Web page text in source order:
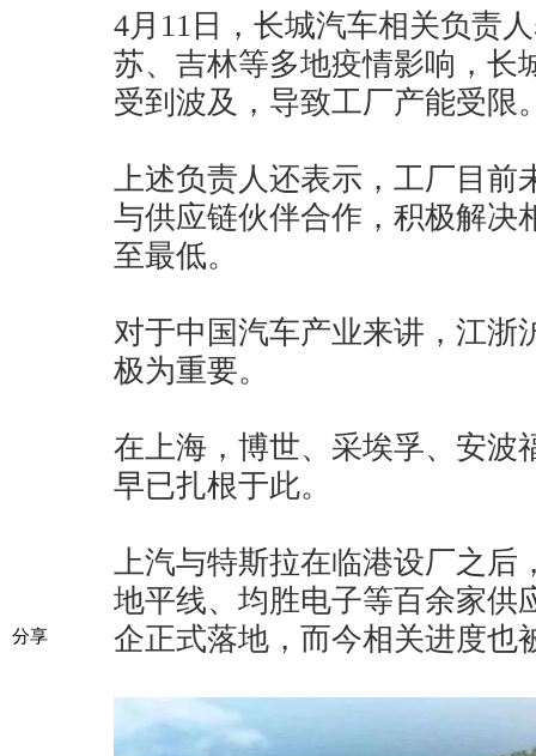
分享
4月11日，长城汽车相关负责
苏、吉林等多地疫情影响，长
受到波及，导致工厂产能受限
上述负责人还表示，工厂目前
与供应链伙伴合作，积极解决
至最低。
对于中国汽车产业来讲，江浙
极为重要。
在上海，博世、采埃孚、安波
早已扎根于此。
上汽与特斯拉在临港设厂之后
地平线、均胜电子等百余家供
企正式落地，而今相关进度也